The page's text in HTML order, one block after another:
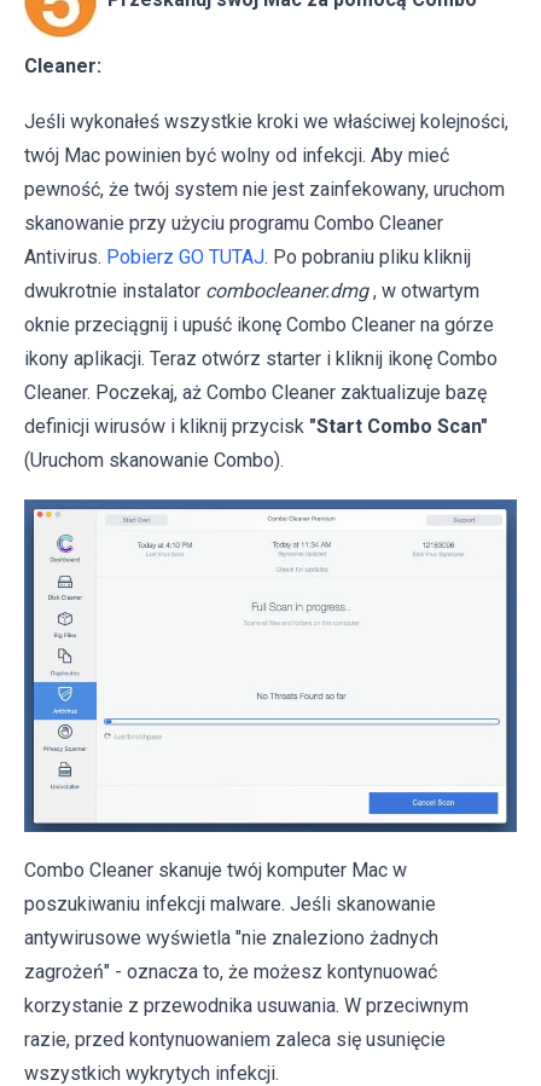
Cleaner:
Jeśli wykonałeś wszystkie kroki we właściwej kolejności,
twój Mac powinien być wolny od infekcji. Aby mieć
pewność, że twój system nie jest zainfekowany, uruchom
skanowanie przy użyciu programu Combo Cleaner
Antivirus. Pobierz GO TUTAJ. Po pobraniu pliku kliknij
dwukrotnie instalator combocleaner.dmg , w otwartym
oknie przeciągnij i upuść ikonę Combo Cleaner na górze
ikony aplikacji. Teraz otwórz starter i kliknij ikonę Combo
Cleaner. Poczekaj, aż Combo Cleaner zaktualizuje bazę
definicji wirusów i kliknij przycisk "Start Combo Scan"
(Uruchom skanowanie Combo).
Combo Cleaner skanuje twój komputer Mac w
poszukiwaniu infekcji malware. Jeśli skanowanie
antywirusowe wyświetla "nie znaleziono żadnych
zagrożeń" - oznacza to, że możesz kontynuować
korzystanie z przewodnika usuwania. W przeciwnym
razie, przed kontynuowaniem zaleca się usunięcie
wszystkich wykrytych infekcji.